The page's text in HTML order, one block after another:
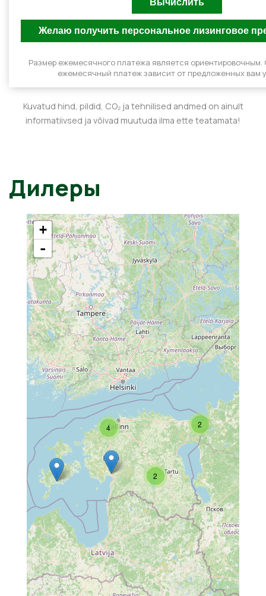
Размер ежемесячного платежа является
ежемесячный платеж зависит от предложенных вам
Kuvatud hind, pildid, CO₂ ja tehnilised andmed on ainult
informatiivsed ja võivad muutuda ilma ette teatamata!
Дилеры
2
2
4
+
-